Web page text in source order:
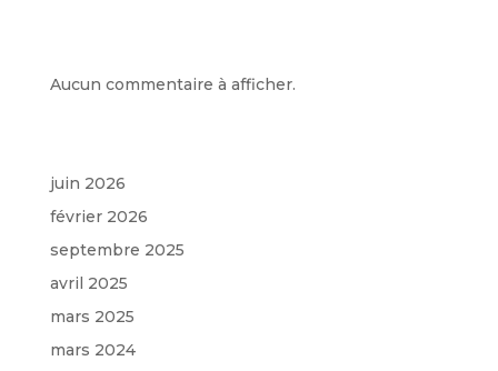
Aucun commentaire à afficher.
juin 2026
février 2026
septembre 2025
avril 2025
mars 2025
mars 2024